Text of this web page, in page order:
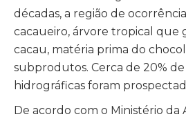
décadas, a região de
cacaueiro, árvore tropical que
cacau, matéria prima do
subprodutos. Cerca de 20% de
hidrográficas foram
De acordo com o Ministério da